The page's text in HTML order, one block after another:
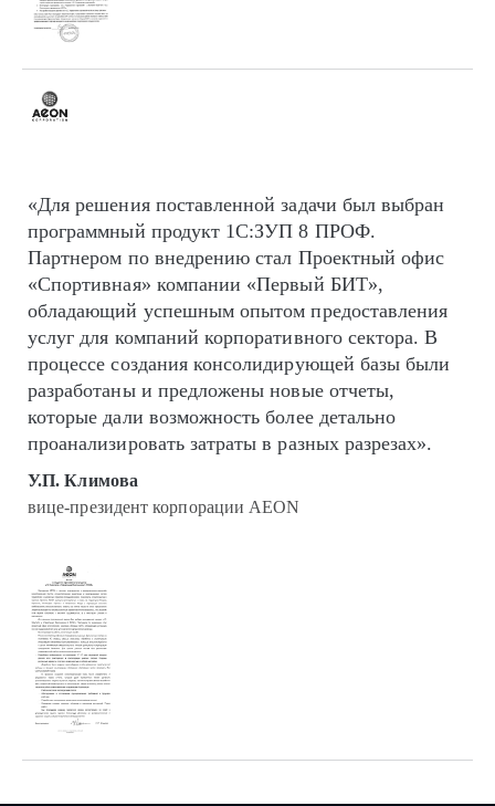
«Для решения поставленной задачи был выбран
программный продукт 1С:ЗУП 8 ПРОФ.
Партнером по внедрению стал Проектный офис
«Спортивная» компании «Первый БИТ»,
обладающий успешным опытом предоставления
услуг для компаний корпоративного сектора. В
процессе создания консолидирующей базы были
разработаны и предложены новые отчеты,
которые дали возможность более детально
проанализировать затраты в разных разрезах».
У.П. Климова
вице-президент корпорации AEON